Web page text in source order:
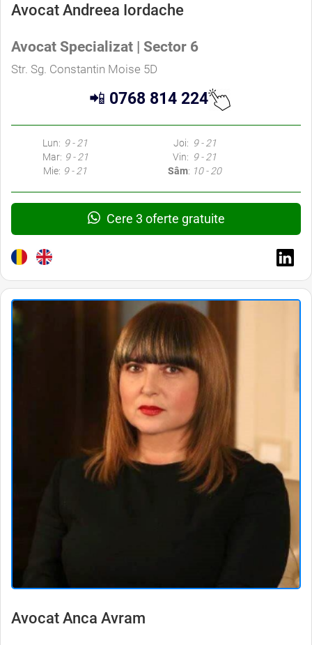
Avocat Andreea Iordache
Avocat Specializat | Sector 6
Str. Sg. Constantin Moise 5D
📲 0768 814 224
Lun: 9 - 21
Mar: 9 - 21
Mie: 9 - 21
Joi: 9 - 21
Vin: 9 - 21
Sâm: 10 - 20
Cere 3 oferte gratuite
Avocat Anca Avram